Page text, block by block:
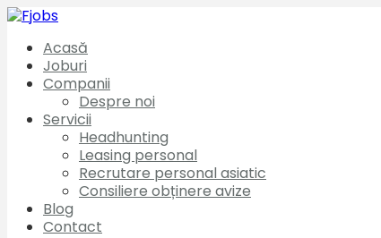
Acasă
Joburi
Companii
Despre noi
Servicii
Headhunting
Leasing personal
Recrutare personal asiatic
Consiliere obținere avize
Blog
Contact